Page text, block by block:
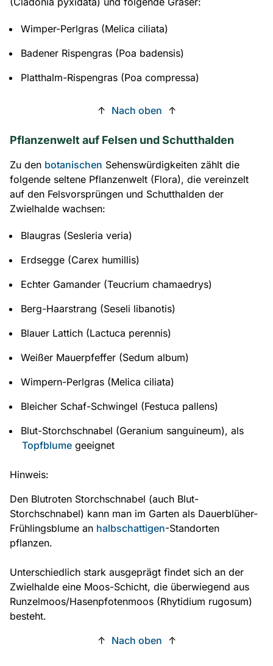
Wimper-Perlgras (Melica ciliata)
Badener Rispengras (Poa badensis)
Platthalm-Rispengras (Poa compressa)
↑ Nach oben ↑
Pflanzenwelt auf Felsen und Schutthalden
Zu den botanischen Sehenswürdigkeiten zählt die
folgende seltene Pflanzenwelt (Flora), die vereinzelt
auf den Felsvorsprüngen und Schutthalden der
Zwielhalde wachsen:
Blaugras (Sesleria veria)
Erdsegge (Carex humillis)
Echter Gamander (Teucrium chamaedrys)
Berg-Haarstrang (Seseli libanotis)
Blauer Lattich (Lactuca perennis)
Weißer Mauerpfeffer (Sedum album)
Wimpern-Perlgras (Melica ciliata)
Bleicher Schaf-Schwingel (Festuca pallens)
Blut-Storchschnabel (Geranium sanguineum), als
Topfblumegeeignet
Hinweis:
Den Blutroten Storchschnabel (auch Blut-
Storchschnabel) kann man im Garten als Dauerblüher-
Frühlingsblume an halbschattigen-Standorten
pflanzen.
Unterschiedlich stark ausgeprägt findet sich an der
Zwielhalde eine Moos-Schicht, die überwiegend aus
Runzelmoos/Hasenpfotenmoos (Rhytidium rugosum)
besteht.
↑ Nach oben ↑